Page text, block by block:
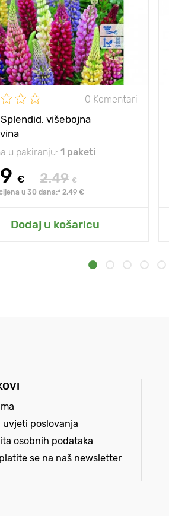
0 Komentari
višebojna
u pakiranju: 1 paketi
€ 2.49 €
u 30 dana:* 2.49 €
Dodaj u košaricu
uvjeti poslovanja
osobnih podataka
se na naš newsletter